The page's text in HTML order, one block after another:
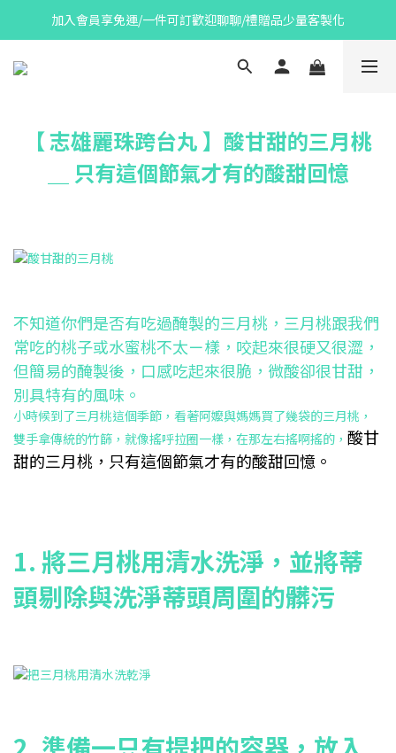
加入會員享免運/一件可訂歡迎聊聊/禮贈品少量客製化
【 志雄麗珠跨台丸 】酸甘甜的三月桃
＿ 只有這個節氣才有的酸甜回憶
不知道你們是否有吃過醃製的三月桃，三月桃跟我們
常吃的桃子或水蜜桃不太ㄧ樣，咬起來很硬又很澀，
但簡易的醃製後，口感吃起來很脆，微酸卻很甘甜，
別具特有的風味。
小時候到了三月桃這個季節，看著阿嬤與媽媽買了幾袋的三月桃，
雙手拿傳統的竹篩，就像搖呼拉圈一樣，在那左右搖啊搖的， 酸甘
甜的三月桃，只有這個節氣才有的酸甜回憶。
1. 將三月桃用清水洗淨，並將蒂
頭剔除與洗淨蒂頭周圍的髒污